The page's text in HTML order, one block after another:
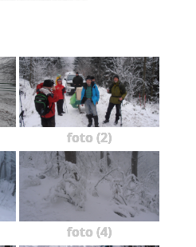
foto (2)
foto (4)